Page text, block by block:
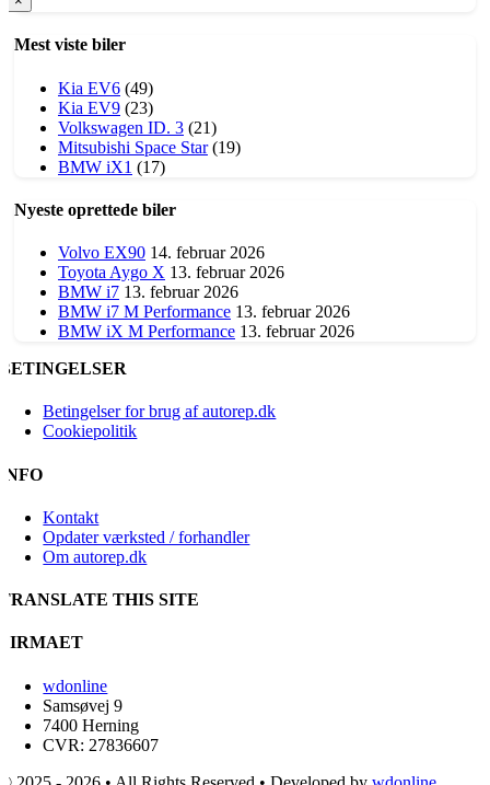
Mest viste biler
Kia EV6 (49)
Kia EV9 (23)
Volkswagen ID. 3 (21)
​Mitsubishi Space Star (19)
BMW iX1 (17)
Nyeste oprettede biler
Volvo EX90 14. februar 2026
Toyota Aygo X 13. februar 2026
BMW i7 13. februar 2026
BMW i7 M Performance 13. februar 2026
BMW iX M Performance 13. februar 2026
BETINGELSER
Betingelser for brug af autorep.dk
Cookiepolitik
INFO
Kontakt
Opdater værksted / forhandler
Om autorep.dk
TRANSLATE THIS SITE
FIRMAET
wdonline
Samsøvej 9
7400 Herning
CVR: 27836607